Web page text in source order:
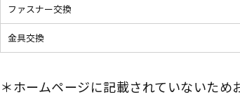
ファスナー交換
金具交換
＊ホームページに記載されていないため